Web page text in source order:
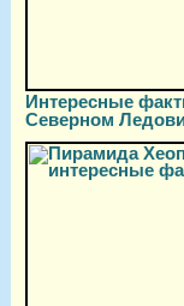
Интересные
Северном